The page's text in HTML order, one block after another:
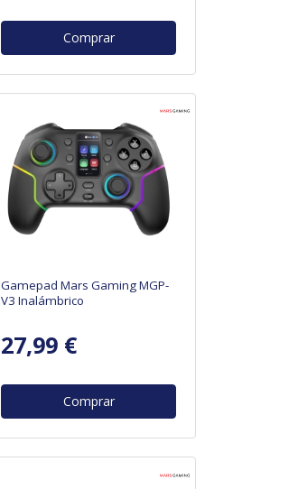
Comprar
Gamepad Mars Gaming MGP-
V3 Inalámbrico
27,99 €
Comprar